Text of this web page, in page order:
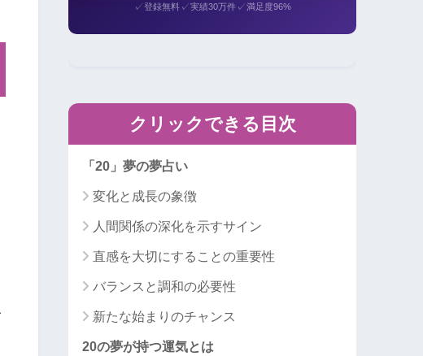
✓登録無料 ✓実績30万件 ✓満足度96%
クリックできる目次
「20」夢の夢占い
変化と成長の象徴
人間関係の深化を示すサイン
直感を大切にすることの重要性
バランスと調和の必要性
新たな始まりのチャンス
20の夢が持つ運気とは